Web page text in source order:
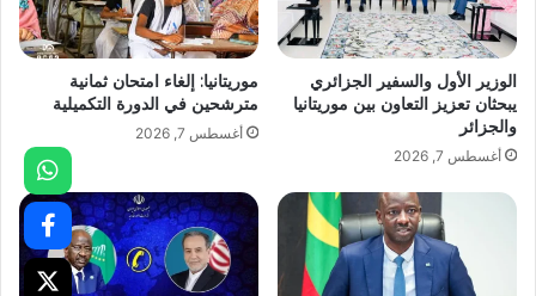
الوزير الأول والسفير الجزائري
يبحثان تعزيز التعاون بين موريتانيا
والجزائر
أغسطس 7, 2026
موريتانيا: إلغاء امتحان ثمانية
مترشحين في الدورة التكميلية
أغسطس 7, 2026